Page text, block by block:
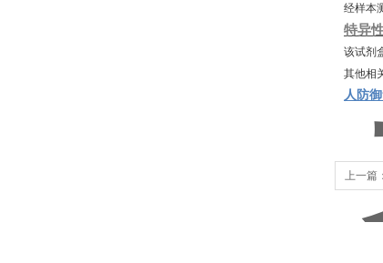
经样本
特异
该试剂
其他相
人防
上一篇：